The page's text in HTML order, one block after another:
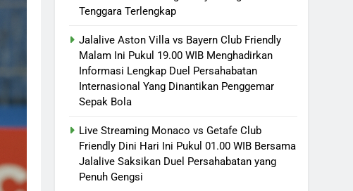
Tenggara Terlengkap
Jalalive Aston Villa vs Bayern Club Friendly
Malam Ini Pukul 19.00 WIB Menghadirkan
Informasi Lengkap Duel Persahabatan
Internasional Yang Dinantikan Penggemar
Sepak Bola
Live Streaming Monaco vs Getafe Club
Friendly Dini Hari Ini Pukul 01.00 WIB Bersama
Jalalive Saksikan Duel Persahabatan yang
Penuh Gengsi